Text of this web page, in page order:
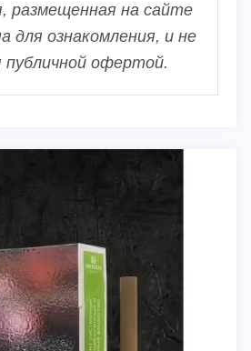
размещенная на сайте
для ознакомления, и не
публичной офертой.